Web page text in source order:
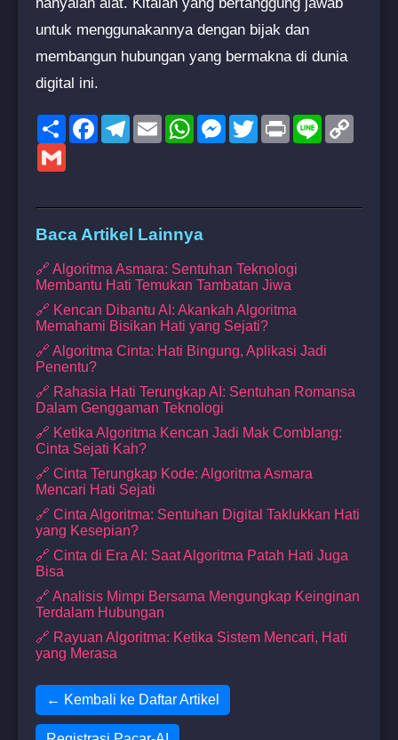
untuk menggunakannya dengan bijak dan
membangun hubungan yang bermakna di dunia
digital ini.
ShareFacebookTelegram
EmailWhatsAppMessenger
TwitterPrint Line
Baca Artikel Lainnya
🔗 Algoritma Asmara: Sentuhan Teknologi
Membantu Hati Temukan Tambatan Jiwa
🔗 Kencan Dibantu AI: Akankah Algoritma
Memahami Bisikan Hati yang Sejati?
🔗 Algoritma Cinta: Hati Bingung, Aplikasi Jadi
Penentu?
🔗 Rahasia Hati Terungkap AI: Sentuhan Romansa
Dalam Genggaman Teknologi
🔗 Ketika Algoritma Kencan Jadi Mak Comblang:
Cinta Sejati Kah?
🔗 Cinta Terungkap Kode: Algoritma Asmara
Mencari Hati Sejati
🔗 Cinta Algoritma: Sentuhan Digital Taklukkan Hati
yang Kesepian?
🔗 Cinta di Era AI: Saat Algoritma Patah Hati Juga
Bisa
🔗 Analisis Mimpi Bersama Mengungkap Keinginan
Terdalam Hubungan
🔗 Rayuan Algoritma: Ketika Sistem Mencari, Hati
yang Merasa
← Kembali ke Daftar Artikel